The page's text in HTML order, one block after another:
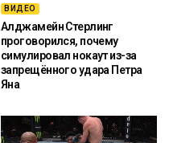
ВИДЕО
Алджамейн Стерлинг
проговорился, почему
симулировал нокаут из-за
запрещённого удара Петра
Яна